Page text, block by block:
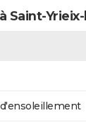
Saint-